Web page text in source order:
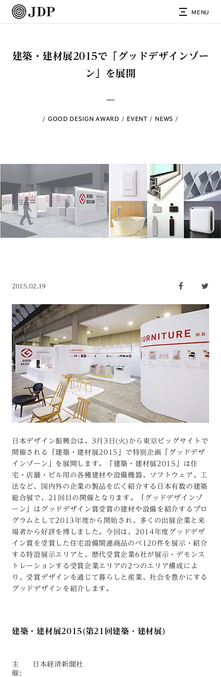
MENU
建築・建材展2015で「グッドデザインゾー
ン」を展開
GOOD DESIGN AWARD EVENT NEWS
2015.02.19
日本デザイン振興会は、3月3日(火)から東京ビッグサイトで
開催される「建築・建材展2015」で特別企画「グッドデザ
インゾーン」を展開します。「建築・建材展2015」は住
宅・店舗・ビル用の各種建材や設備機器、ソフトウェア、工
法など、国内外の企業の製品を広く紹介する日本有数の建築
総合展で、21回目の開催となります。「グッドデザインゾ
ーン」はグッドデザイン賞受賞の建材や設備を紹介するプロ
グラムとして2013年度から開始され、多くの出展企業と来
場者から好評を博しました。今回は、2014年度グッドデザ
イン賞を受賞した住宅設備関連商品のべ120件を展示・紹介
する特設展示エリアと、歴代受賞企業6社が展示・デモンス
トレーションする受賞企業エリアの2つのエリア構成によ
り、受賞デザインを通じて暮らしと産業、社会を豊かにする
グッドデザインを紹介します。
建築・建材展2015(第21回建築・建材展)
主
催:
日本経済新聞社